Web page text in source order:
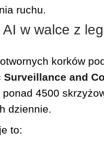
ruchu.
w walce z
korków
and
4500
dziennie.
to: